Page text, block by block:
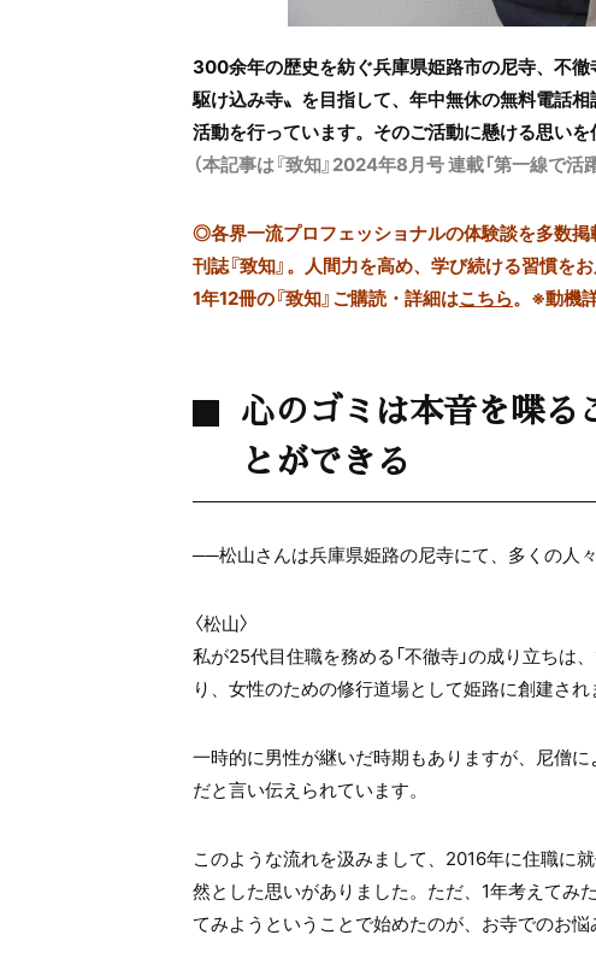
300余年の歴史を紡ぐ兵庫県姫路市の尼寺、不
駆け込み寺〟を目指して、年中無休の無料電話
活動を行っています。そのご活動に懸ける思いを
（本記事は『致知』2024年8月号 連載「第一線で
◎各界一流プロフェッショナルの体験談を多数
刊誌『致知』。人間力を高め、学び続ける習慣をお
1年12冊の『致知』ご購読・詳細はこちら。 ※動機
心のゴミは本音を喋る
とができる
──松山さんは兵庫県姫路の尼寺にて、多くの人
〈松山〉
私が25代目住職を務める「不徹寺」の成り立ち
り、女性のための修行道場として姫路に創建され
一時的に男性が継いだ時期もありますが、尼僧
だと言い伝えられています。
このような流れを汲みまして、2016年に住職に
然とした思いがありました。ただ、1年考えてみ
てみようということで始めたのが、お寺でのお悩